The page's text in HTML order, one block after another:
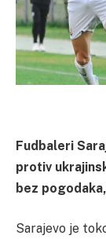
Fudbaleri
protiv
bez
Sarajevo je